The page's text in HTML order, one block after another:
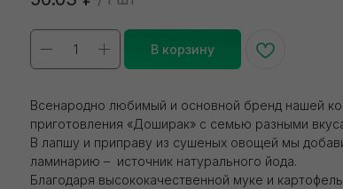
В корзину
Всенародно любимый и основной бренд нашей
приготовления «Доширак» с семью разными
В лапшу и приправу из сушеных овощей мы
ламинарию – источник натурального йода.
Благодаря высококачественной муке и